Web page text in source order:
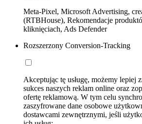
Meta-Pixel, Microsoft Advertising,
(RTBHouse), Rekomendacje
kliknięciach, Ads Defender
Rozszerzony Conversion-Tracking
Akceptując tę usługę, możemy lepiej
sukces naszych reklam online oraz
ofertę reklamową. W tym celu
zaszyfrowane dane osobowe
dostawcami zewnętrznymi, jeśli